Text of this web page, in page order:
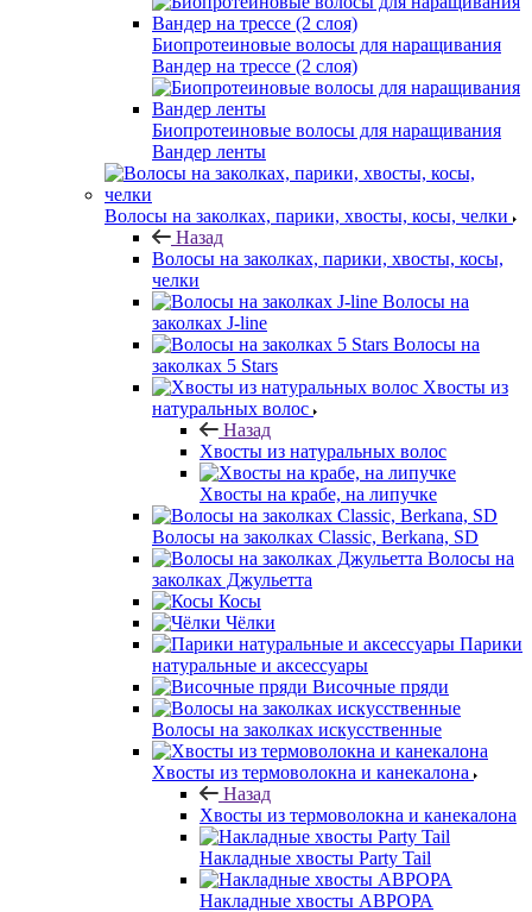
Биопротеиновые волосы для наращивания
Вандер на трессе (2 слоя)
Биопротеиновые волосы для наращивания
Вандер ленты
Волосы на заколках, парики, хвосты, косы, челки
Назад
Волосы на заколках, парики, хвосты, косы,
челки
Волосы на
заколках J-line
Волосы на
заколках 5 Stars
Хвосты из
натуральных волос
Назад
Хвосты из натуральных волос
Хвосты на крабе, на липучке
Волосы на заколках Classic, Berkana, SD
Волосы на
заколках Джульетта
Косы
Чёлки
Парики
натуральные и аксессуары
Височные пряди
Волосы на заколках искусственные
Хвосты из термоволокна и канекалона
Назад
Хвосты из термоволокна и канекалона
Накладные хвосты Party Tail
Накладные хвосты АВРОРА